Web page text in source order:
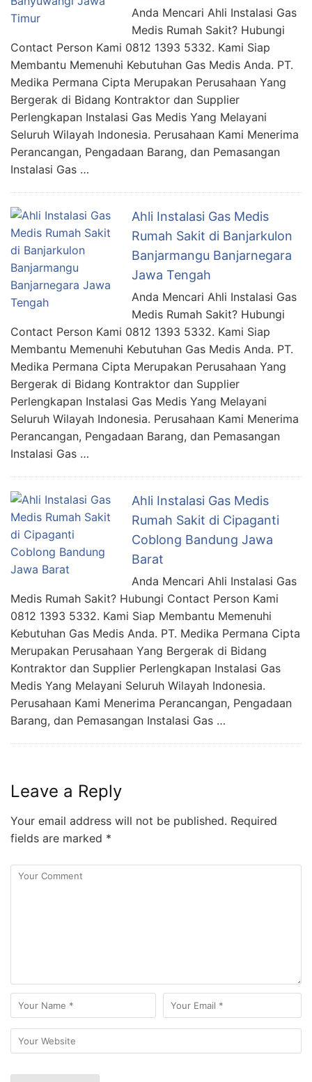
Anda Mencari Ahli Instalasi Gas
Medis Rumah Sakit? Hubungi
Contact Person Kami 0812 1393 5332. Kami Siap
Membantu Memenuhi Kebutuhan Gas Medis Anda. PT.
Medika Permana Cipta Merupakan Perusahaan Yang
Bergerak di Bidang Kontraktor dan Supplier
Perlengkapan Instalasi Gas Medis Yang Melayani
Seluruh Wilayah Indonesia. Perusahaan Kami Menerima
Perancangan, Pengadaan Barang, dan Pemasangan
Instalasi Gas …
Ahli Instalasi Gas Medis
Rumah Sakit di Banjarkulon
Banjarmangu Banjarnegara
Jawa Tengah
Anda Mencari Ahli Instalasi Gas
Medis Rumah Sakit? Hubungi
Contact Person Kami 0812 1393 5332. Kami Siap
Membantu Memenuhi Kebutuhan Gas Medis Anda. PT.
Medika Permana Cipta Merupakan Perusahaan Yang
Bergerak di Bidang Kontraktor dan Supplier
Perlengkapan Instalasi Gas Medis Yang Melayani
Seluruh Wilayah Indonesia. Perusahaan Kami Menerima
Perancangan, Pengadaan Barang, dan Pemasangan
Instalasi Gas …
Ahli Instalasi Gas Medis
Rumah Sakit di Cipaganti
Coblong Bandung Jawa
Barat
Anda Mencari Ahli Instalasi Gas
Medis Rumah Sakit? Hubungi Contact Person Kami
0812 1393 5332. Kami Siap Membantu Memenuhi
Kebutuhan Gas Medis Anda. PT. Medika Permana Cipta
Merupakan Perusahaan Yang Bergerak di Bidang
Kontraktor dan Supplier Perlengkapan Instalasi Gas
Medis Yang Melayani Seluruh Wilayah Indonesia.
Perusahaan Kami Menerima Perancangan, Pengadaan
Barang, dan Pemasangan Instalasi Gas …
Leave a Reply
Your email address will not be published. Required
fields are marked *